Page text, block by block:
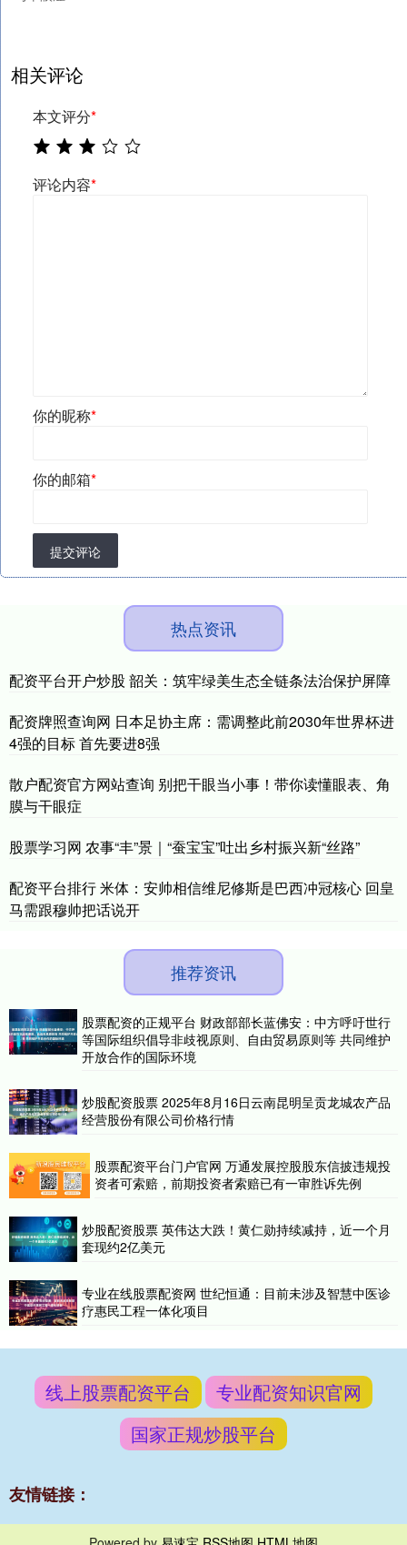
相关评论
本文评分*
评论内容*
你的昵称*
你的邮箱*
提交评论
热点资讯
配资平台开户炒股 韶关：筑牢绿美生态全链条法治保护屏障
配资牌照查询网 日本足协主席：需调整此前2030年世界杯进
4强的目标 首先要进8强
散户配资官方网站查询 别把干眼当小事！带你读懂眼表、角
膜与干眼症
股票学习网 农事“丰”景｜“蚕宝宝”吐出乡村振兴新“丝路”
配资平台排行 米体：安帅相信维尼修斯是巴西冲冠核心 回皇
马需跟穆帅把话说开
推荐资讯
股票配资的正规平台 财政部部长蓝佛安：中方呼吁世行
等国际组织倡导非歧视原则、自由贸易原则等 共同维护
开放合作的国际环境
炒股配资股票 2025年8月16日云南昆明呈贡龙城农产品
经营股份有限公司价格行情
股票配资平台门户官网 万通发展控股股东信披违规投
资者可索赔，前期投资者索赔已有一审胜诉先例
炒股配资股票 英伟达大跌！黄仁勋持续减持，近一个月
套现约2亿美元
专业在线股票配资网 世纪恒通：目前未涉及智慧中医诊
疗惠民工程一体化项目
线上股票配资平台
专业配资知识官网
国家正规炒股平台
友情链接：